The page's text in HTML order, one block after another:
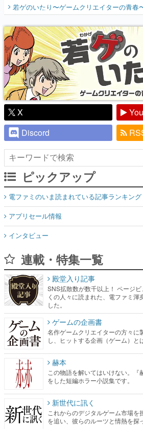
『少年ジャンプ』
り】
若ゲのいたり〜ゲームクリエイターの青春
X
Discord
ピックアップ
電ファミのいま読まれている記事ランキング
アプリセール情報
インタビュー
連載・特集一覧
殿堂入り記事
SNS拡散数が数千以上！ ページ
くの人々に読まれた、電ファミ渾
した。
ゲームの企画書
名作ゲームクリエイターの方々に
し、ヒットする企画（ゲーム）と
赫本
この物語を解いてはいけない。
をした短編ホラー小説集です。
新世代に訊く
これからのデジタルゲーム市場
を追い、彼らのルーツと情熱を探